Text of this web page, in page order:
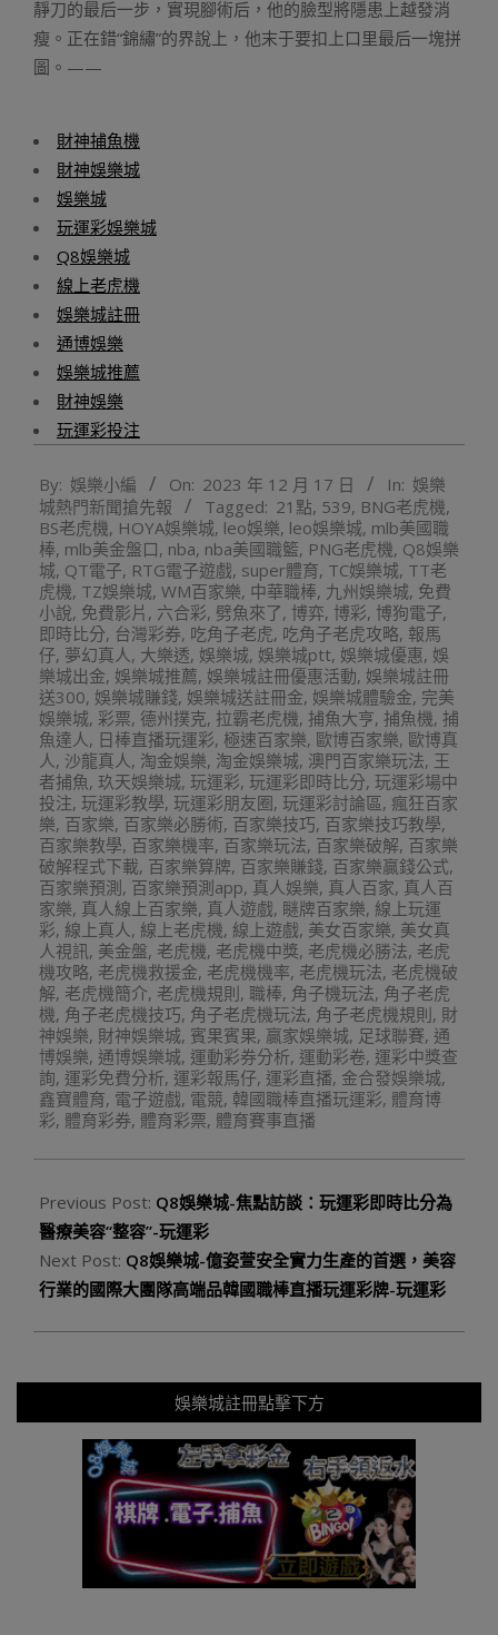
靜刀的最后一步，實現腳術后，他的臉型將隱患上越發消
瘦。正在錯“錦繡”的界說上，他末于要扣上口里最后一塊拼
圖。——
財神捕魚機
財神娛樂城
娛樂城
玩運彩娛樂城
Q8娛樂城
線上老虎機
娛樂城註冊
通博娛樂
娛樂城推薦
財神娛樂
玩運彩投注
12-
17
By: 娛樂小編 On: 2023 年 12 月 17 日 In: 娛樂
城熱門新聞搶先報
Tagged: 21點, 539, BNG老虎機,
BS老虎機, HOYA娛樂城, leo娛樂, leo娛樂城, mlb美國職
棒, mlb美金盤口, nba, nba美國職籃, PNG老虎機, Q8娛樂
城, QT電子, RTG電子遊戲, super體育, TC娛樂城, TT老
虎機, TZ娛樂城, WM百家樂, 中華職棒, 九州娛樂城, 免費
小說, 免費影片 , 六合彩, 劈魚來了, 博弈, 博彩, 博狗電子,
即時比分, 台灣彩券, 吃角子老虎, 吃角子老虎攻略, 報馬
仔, 夢幻真人, 大樂透, 娛樂城, 娛樂城ptt, 娛樂城優惠, 娛
樂城出金, 娛樂城推薦, 娛樂城註冊優惠活動, 娛樂城註冊
送300, 娛樂城賺錢, 娛樂城送註冊金, 娛樂城體驗金, 完美
娛樂城, 彩票, 德州撲克, 拉霸老虎機, 捕魚大亨, 捕魚機, 捕
魚達人, 日棒直播玩運彩, 極速百家樂, 歐博百家樂, 歐博真
人, 沙龍真人, 淘金娛樂, 淘金娛樂城, 澳門百家樂玩法, 王
者捕魚, 玖天娛樂城, 玩運彩, 玩運彩即時比分, 玩運彩場中
投注, 玩運彩教學, 玩運彩朋友圈, 玩運彩討論區, 瘋狂百家
樂, 百家樂, 百家樂必勝術, 百家樂技巧, 百家樂技巧教學,
百家樂教學, 百家樂機率, 百家樂玩法, 百家樂破解, 百家樂
破解程式下載, 百家樂算牌, 百家樂賺錢, 百家樂贏錢公式,
百家樂預測 , 百家樂預測app, 真人娛樂, 真人百家, 真人百
家樂, 真人線上百家樂, 真人遊戲, 瞇牌百家樂, 線上玩運
彩, 線上真人, 線上老虎機, 線上遊戲, 美女百家樂, 美女真
人視訊, 美金盤, 老虎機, 老虎機中獎, 老虎機必勝法, 老虎
機攻略, 老虎機救援金, 老虎機機率, 老虎機玩法, 老虎機破
解, 老虎機簡介, 老虎機規則, 職棒, 角子機玩法, 角子老虎
機, 角子老虎機技巧, 角子老虎機玩法, 角子老虎機規則, 財
神娛樂, 財神娛樂城, 賓果賓果, 贏家娛樂城, 足球聯賽, 通
博娛樂, 通博娛樂城, 運動彩券分析, 運動彩卷, 運彩中獎查
詢, 運彩免費分析, 運彩報馬仔, 運彩直播, 金合發娛樂城,
鑫寶體育, 電子遊戲, 電競, 韓國職棒直播玩運彩, 體育博
彩, 體育彩券, 體育彩票, 體育賽事直播
Previous Post: Q8娛樂城-焦點訪談：玩運彩即時比分為
醫療美容“整容”-玩運彩
Next Post: Q8娛樂城-億姿萱安全實力生產的首選，美容
行業的國際大團隊高端品韓國職棒直播玩運彩牌-玩運彩
娛樂城註冊點擊下方